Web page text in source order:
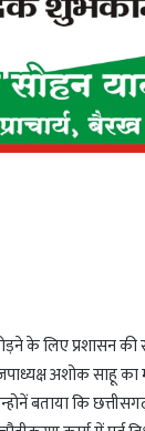
के लिए प्रशासन
अशोक
बताया कि